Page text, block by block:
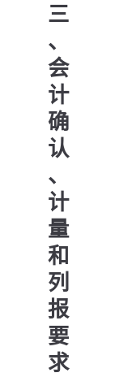
三
、
会
计
确
认
、
计
量
和
列
报
要
求